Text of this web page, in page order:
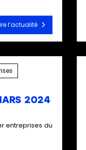
l’actualité
2024
entreprises du